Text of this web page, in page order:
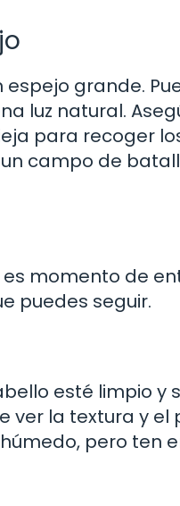
grande.
luz natural.
para recoger
campo de
momento de
puedes seguir.
esté limpio y
la textura y el
pero ten